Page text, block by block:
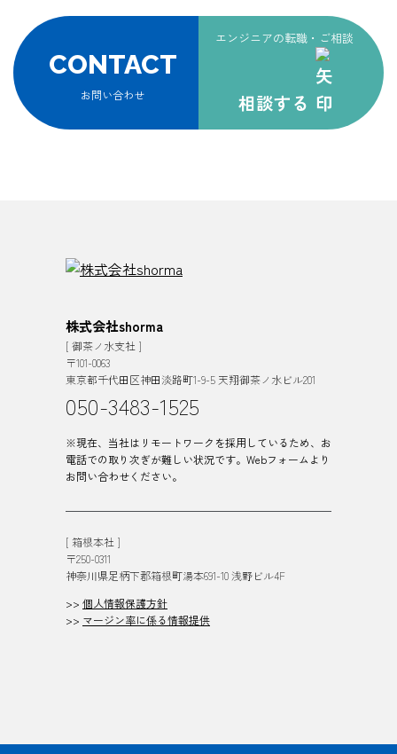
CONTACT
お問い合わせ
エンジニアの転職・ご相談
相談する
株式会社shorma
[ 御茶ノ水支社 ]
〒101-0063
東京都千代田区神田淡路町1-9-5 天翔御茶ノ水ビル201
050-3483-1525
※現在、当社はリモートワークを採用しているため、お
電話での取り次ぎが難しい状況です。Webフォームより
お問い合わせください。
[ 箱根本社 ]
〒250-0311
神奈川県足柄下郡箱根町湯本691-10 浅野ビル4F
>> 個人情報保護方針
>> マージン率に係る情報提供